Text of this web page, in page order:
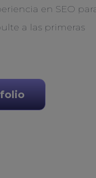
en SEO
a las primeras